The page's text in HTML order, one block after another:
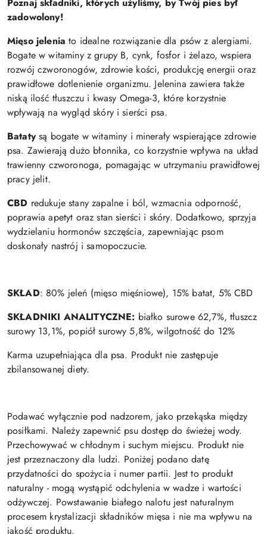
zadowolony!
Mięso jelenia to idealne rozwiązanie dla psów z alergiami.
Bogate w witaminy z grupy B, cynk, fosfor i żelazo, wspiera
rozwój czworonogów, zdrowie kości, produkcję energii oraz
prawidłowe dotlenienie organizmu. Jelenina zawiera także
niską ilość tłuszczu i kwasy Omega-3, które korzystnie
wpływają na wygląd skóry i sierści psa.
Bataty są bogate w witaminy i minerały wspierające zdrowie
psa. Zawierają dużo błonnika, co korzystnie wpływa na układ
trawienny czworonoga, pomagając w utrzymaniu prawidłowej
pracy jelit.
CBD redukuje stany zapalne i ból, wzmacnia odporność,
poprawia apetyt oraz stan sierści i skóry. Dodatkowo, sprzyja
wydzielaniu hormonów szczęścia, zapewniając psom
doskonały nastrój i samopoczucie.
SKŁAD: 80% jeleń (mięso mięśniowe), 15% batat, 5% CBD
SKŁADNIKI ANALITYCZNE: białko surowe 62,7%, tłuszcz
surowy 13,1%, popiół surowy 5,8%, wilgotność do 12%
Karma uzupełniająca dla psa. Produkt nie zastępuje
zbilansowanej diety.
Podawać wyłącznie pod nadzorem, jako przekąska między
posiłkami. Należy zapewnić psu dostęp do świeżej wody.
Przechowywać w chłodnym i suchym miejscu. Produkt nie
jest przeznaczony dla ludzi. Poniżej podano datę
przydatności do spożycia i numer partii. Jest to produkt
naturalny - mogą wystąpić odchylenia w wadze i wartości
odżywczej. Powstawanie białego nalotu jest naturalnym
procesem krystalizacji składników mięsa i nie ma wpływu na
jakość produktu.